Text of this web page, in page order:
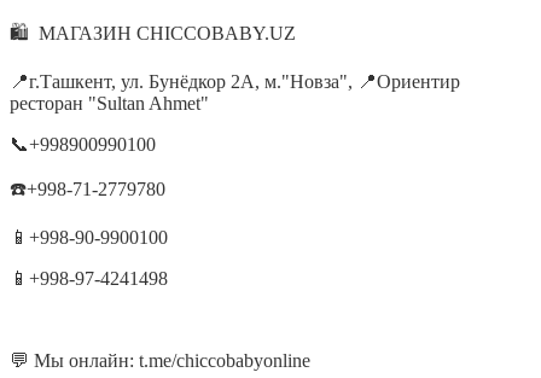
🛍 МАГАЗИН CHICCOBABY.UZ
📍г.Ташкент, ул. Бунёдкор 2А, м."Новза", 📍Ориентир
ресторан "Sultan Ahmet"
📞+998900990100
☎️+998-71-2779780
📱+998-90-9900100
📱+998-97-4241498
💬 Мы онлайн: t.me/chiccobabyonline